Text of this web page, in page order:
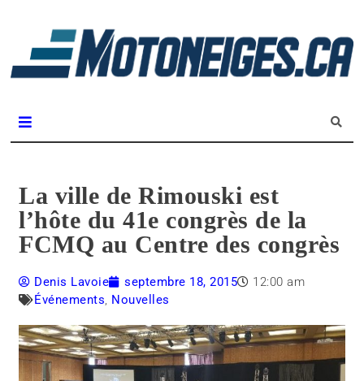
La ville de Rimouski est
l’hôte du 41e congrès de la
FCMQ au Centre des congrès
Denis Lavoie septembre 18, 2015
12:00 am
Événements, Nouvelles